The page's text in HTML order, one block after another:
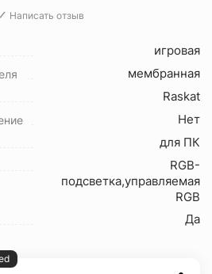
Написать отзыв
игровая
мембранная
Raskat
Нет
для ПК
RGB-
подсветка,управляемая
RGB
Да